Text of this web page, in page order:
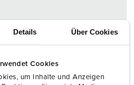
Details Über Cookies
Cookies
um Inhalte und Anzeigen